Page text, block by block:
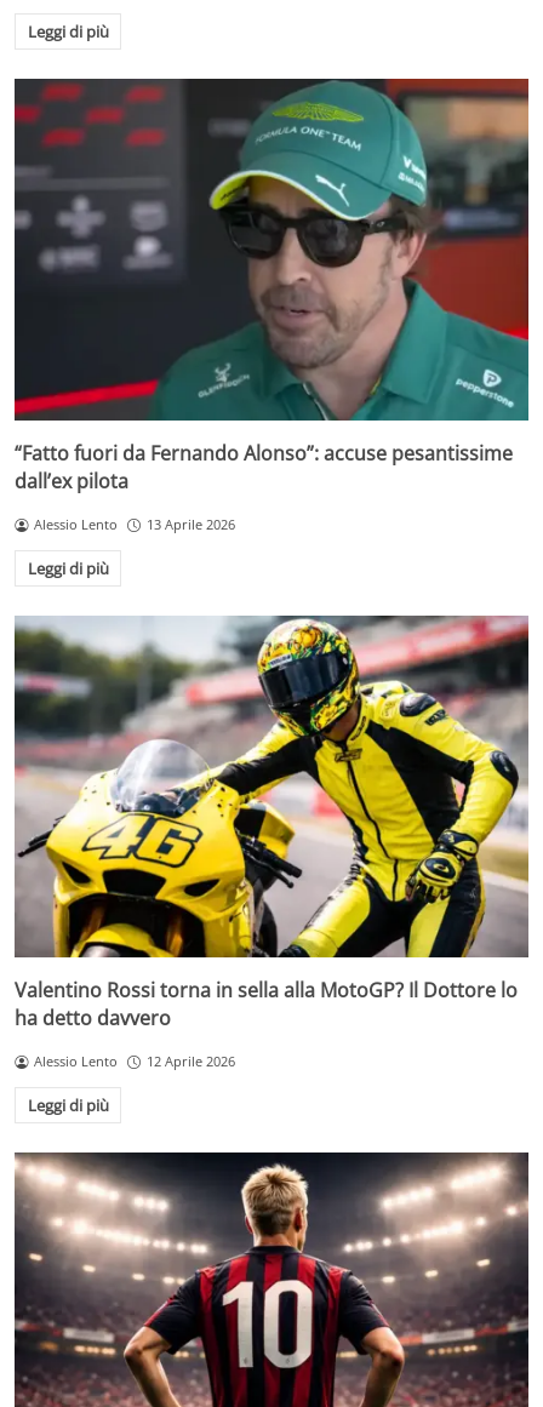
Leggi di più
“Fatto fuori da Fernando Alonso”: accuse pesantissime
dall’ex pilota
Alessio Lento 13 Aprile 2026
Leggi di più
Valentino Rossi torna in sella alla MotoGP? Il Dottore lo
ha detto davvero
Alessio Lento 12 Aprile 2026
Leggi di più